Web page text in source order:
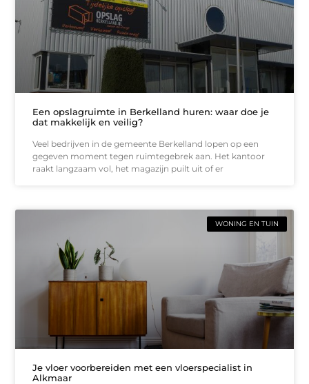
Een opslagruimte in Berkelland huren: waar doe je
dat makkelijk en veilig?
Veel bedrijven in de gemeente Berkelland lopen op een
gegeven moment tegen ruimtegebrek aan. Het kantoor
raakt langzaam vol, het magazijn puilt uit of er
WONING EN TUIN
Je vloer voorbereiden met een vloerspecialist in
Alkmaar